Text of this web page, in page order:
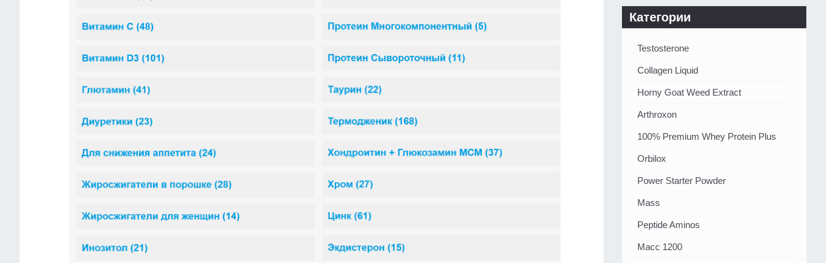
Категории
Testosterone
Collagen Liquid
Horny Goat Weed Extract
Arthroxon
100% Premium Whey Protein Plus
Orbilox
Power Starter Powder
Mass
Peptide Aminos
Масс 1200